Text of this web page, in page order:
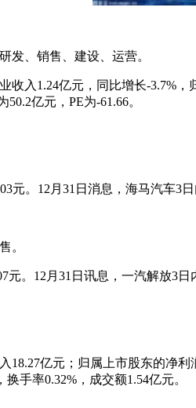
发、销售、建设、运营。
收入1.24亿元，同比增长-3.7%
亿元，PE为-61.66。
元。12月31日消息，海马汽车3
。
。12月31日讯息，一汽解放3日
18.27亿元；归属上市股东的净
手率0.32%，成交额1.54亿元。